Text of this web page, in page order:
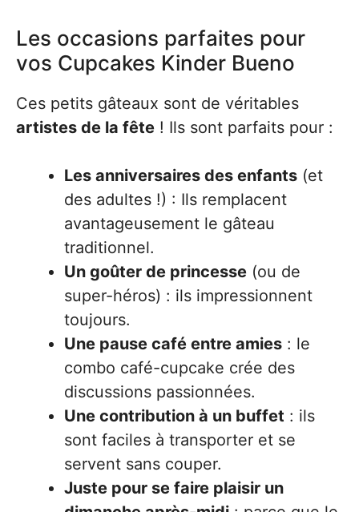
Les occasions parfaites pour
vos Cupcakes Kinder Bueno
Ces petits gâteaux sont de véritables
artistes de la fête ! Ils sont parfaits pour :
Les anniversaires des enfants (et
des adultes !) : Ils remplacent
avantageusement le gâteau
traditionnel.
Un goûter de princesse (ou de
super-héros) : ils impressionnent
toujours.
Une pause café entre amies : le
combo café-cupcake crée des
discussions passionnées.
Une contribution à un buffet : ils
sont faciles à transporter et se
servent sans couper.
Juste pour se faire plaisir un